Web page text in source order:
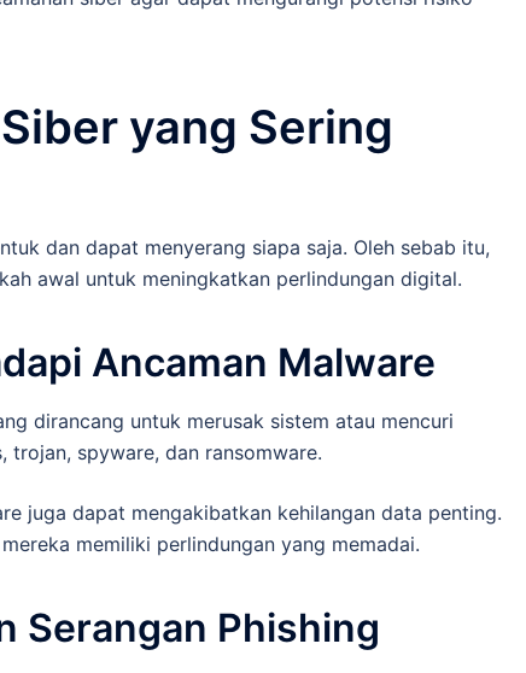
yang Sering
dan dapat menyerang siapa saja. Oleh sebab itu,
awal untuk meningkatkan perlindungan digital.
Ancaman Malware
dirancang untuk merusak sistem atau mencuri
trojan, spyware, dan ransomware.
juga dapat mengakibatkan kehilangan data penting.
memiliki perlindungan yang memadai.
Serangan Phishing